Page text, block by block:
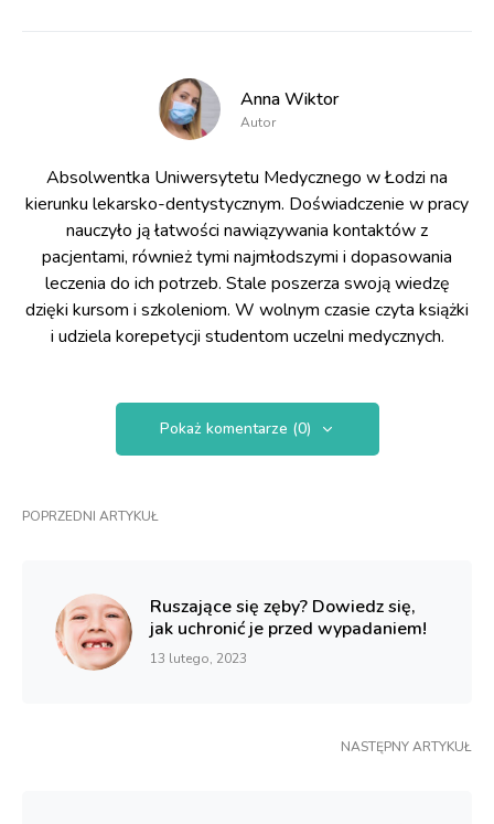
Anna Wiktor
Autor
Absolwentka Uniwersytetu Medycznego w Łodzi na
kierunku lekarsko-dentystycznym. Doświadczenie w pracy
nauczyło ją łatwości nawiązywania kontaktów z
pacjentami, również tymi najmłodszymi i dopasowania
leczenia do ich potrzeb. Stale poszerza swoją wiedzę
dzięki kursom i szkoleniom. W wolnym czasie czyta książki
i udziela korepetycji studentom uczelni medycznych.
Pokaż komentarze (0)
POPRZEDNI ARTYKUŁ
Ruszające się zęby? Dowiedz się,
jak uchronić je przed wypadaniem!
13 lutego, 2023
NASTĘPNY ARTYKUŁ